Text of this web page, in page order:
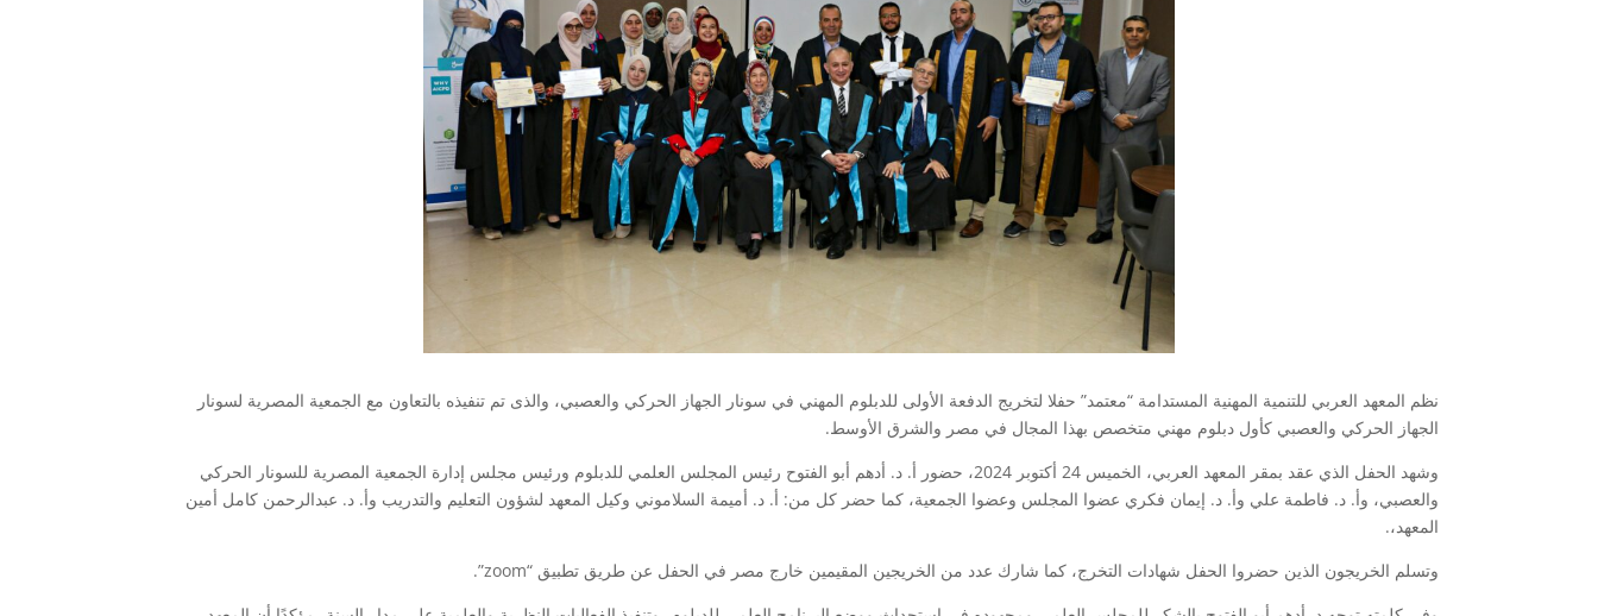
نظم المعهد العربي للتنمية المهنية المستدامة “معتمد” حفلا لتخريج الدفعة الأولى للدبلوم المهني في سونار الجهاز الحركي والعصبي، والذى تم تنفيذه بالتعاون مع الجمعية المصرية لسونار
الجهاز الحركي والعصبي كأول دبلوم مهني متخصص بهذا المجال في مصر والشرق الأوسط.
وشهد الحفل الذي عقد بمقر المعهد العربي، الخميس 24 أكتوبر 2024، حضور أ. د. أدهم أبو الفتوح رئيس المجلس العلمي للدبلوم ورئيس مجلس إدارة الجمعية المصرية للسونار الحركي
والعصبي، وأ. د. فاطمة علي وأ. د. إيمان فكري عضوا المجلس وعضوا الجمعية، كما حضر كل من: أ. د. أميمة السلاموني وكيل المعهد لشؤون التعليم والتدريب وأ. د. عبدالرحمن كامل أمين
المعهد،.
وتسلم الخريجون الذين حضروا الحفل شهادات التخرج، كما شارك عدد من الخريجين المقيمين خارج مصر في الحفل عن طريق تطبيق “zoom”.